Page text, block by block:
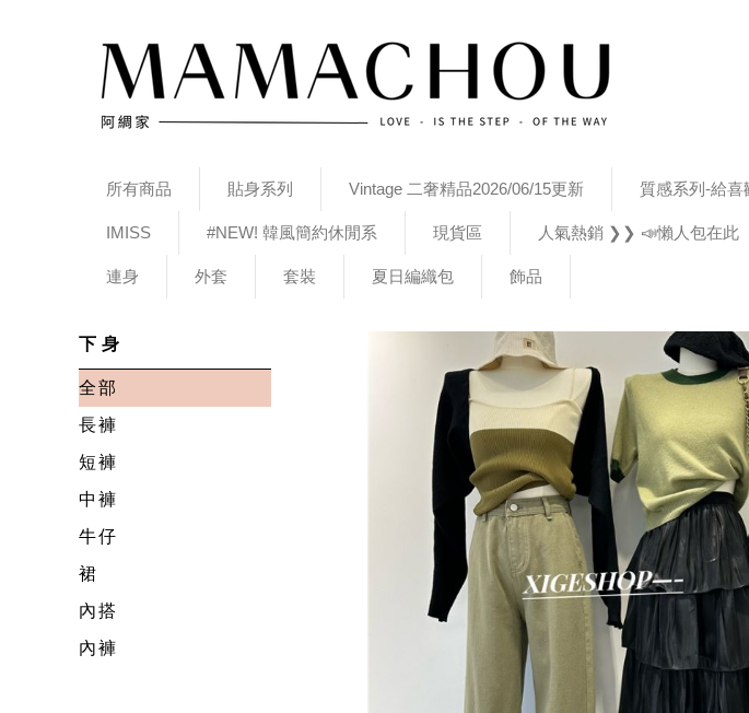
所有商品 貼身系列 Vintage 二奢精品2026/06/15更新 質感系列-給喜
IMISS #NEW! 韓風簡約休閒系 現貨區 人氣熱銷 ❯❯ 📣懶人包在此
連身 外套 套裝 夏日編織包 飾品
下身
全部
長褲
短褲
中褲
牛仔
裙
內搭
內褲